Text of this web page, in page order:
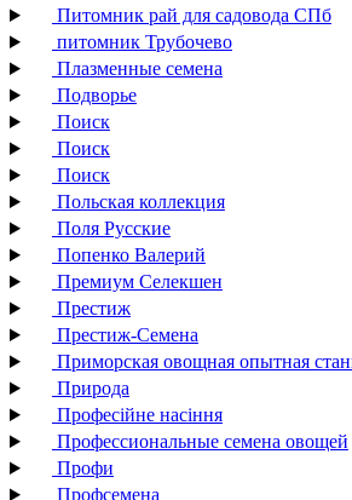
Питомник рай для садовода СПб
питомник Трубочево
Плазменные семена
Подворье
Поиск
Поиск
Поиск
Польская коллекция
Поля Русские
Попенко Валерий
Премиум Селекшен
Престиж
Престиж-Семена
Приморская овощная опытная
Природа
Професійне насіння
Профессиональные семена овощей
Профи
Профсемена